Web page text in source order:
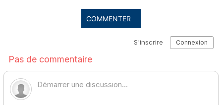
COMMENTER